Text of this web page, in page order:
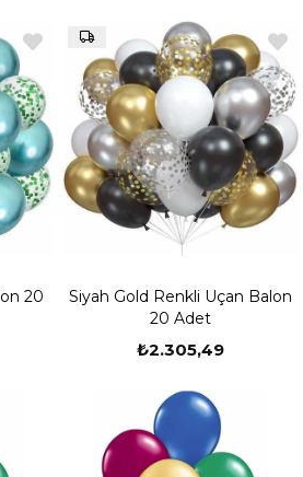
20
Siyah Gold Renkli Uçan Balon
20 Adet
₺2.305,49